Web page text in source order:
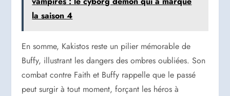
la saison 4
En somme, Kakistos reste un pilier mémorable de
Buffy, illustrant les dangers des ombres oubliées. Son
combat contre Faith et Buffy rappelle que le passé
peut surgir à tout moment, forçant les héros à